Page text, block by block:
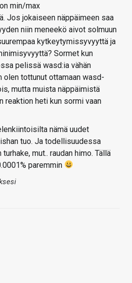
min/max
Jos jokaiseen näppäimeen saa
niin meneekö aivot solmuun
kytkeytymissyvyyttä ja
Sormet kun
pelissä wasd:ia vähän
olen tottunut ottamaan wasd-
mutta muista näppäimistä
reaktion heti kun sormi vaan
nämä uudet
tuo. Ja todellisuudessa
mut.. raudan himo. Tällä
paremmin